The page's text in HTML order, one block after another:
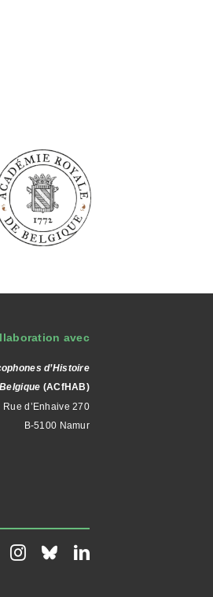
avec
d’Histoire
(ACfHAB)
Rue d’Enhaive 270
B-5100 Namur